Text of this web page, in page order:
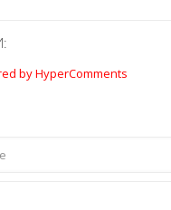
by HyperComments